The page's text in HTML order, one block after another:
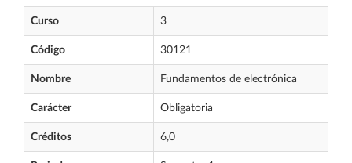
Curso 3
Código 30121
Nombre Fundamentos de electrónica
Carácter Obligatoria
Créditos 6,0